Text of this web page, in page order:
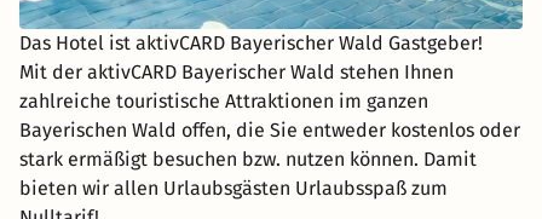
Das Hotel ist aktivCARD Bayerischer Wald Gastgeber!
Mit der aktivCARD Bayerischer Wald stehen Ihnen
zahlreiche touristische Attraktionen im ganzen
Bayerischen Wald offen, die Sie entweder kostenlos oder
stark ermäßigt besuchen bzw. nutzen können. Damit
bieten wir allen Urlaubsgästen Urlaubsspaß zum